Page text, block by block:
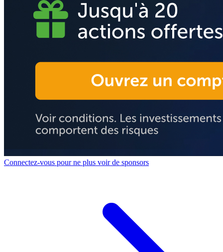
Connectez-vous pour ne plus voir de sponsors